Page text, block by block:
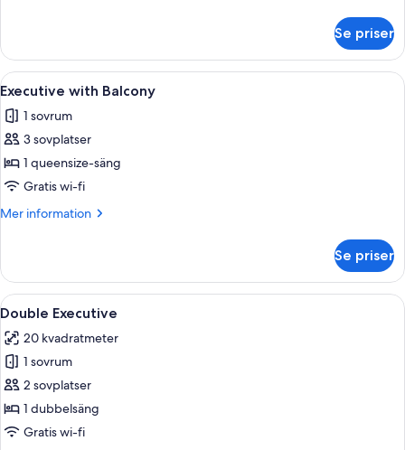
Executive
Oak
Se priser
Öppna
alla
foton
för
Executive
with
Balcony
Ett sovrum med en säng, sängbord,
5
Executive with Balcony
1 sovrum
3 sovplatser
1 queensize-säng
Gratis wi-fi
Mer information
Mer
with
Balcony
Se priser
Öppna
alla
foton
för
Double
Executive
Ett modernt vardagsrum med en
4
Double Executive
20 kvadratmeter
1 sovrum
2 sovplatser
1 dubbelsäng
Gratis wi-fi